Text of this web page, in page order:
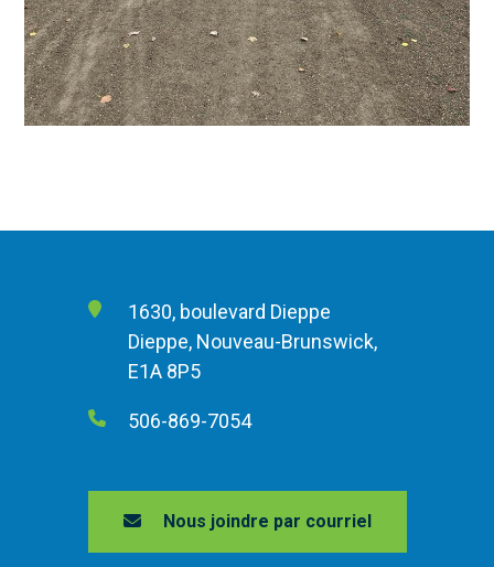
1630, boulevard Dieppe
Dieppe, Nouveau-Brunswick,
E1A 8P5
506-869-7054
Nous joindre par courriel